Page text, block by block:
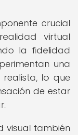
crucial
virtual
la fidelidad
una
lo que
de estar
visual también